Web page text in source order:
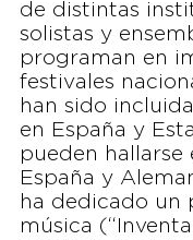
de distintas
solistas y
programan en
festivales
han sido
en España y
pueden hallarse
España y
ha dedicado un
música